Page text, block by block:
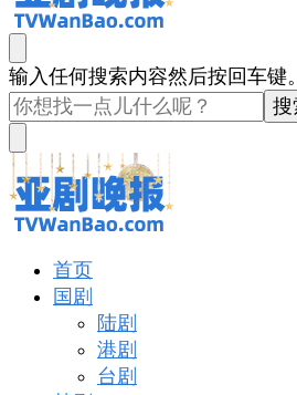
亚剧晚报
戏里戏外看亚洲
找
什
么
东
西
吗?
输入任何搜索内容然后按回车键。
亚剧晚报
戏里戏外看亚洲
首页
国剧
陆剧
港剧
台剧